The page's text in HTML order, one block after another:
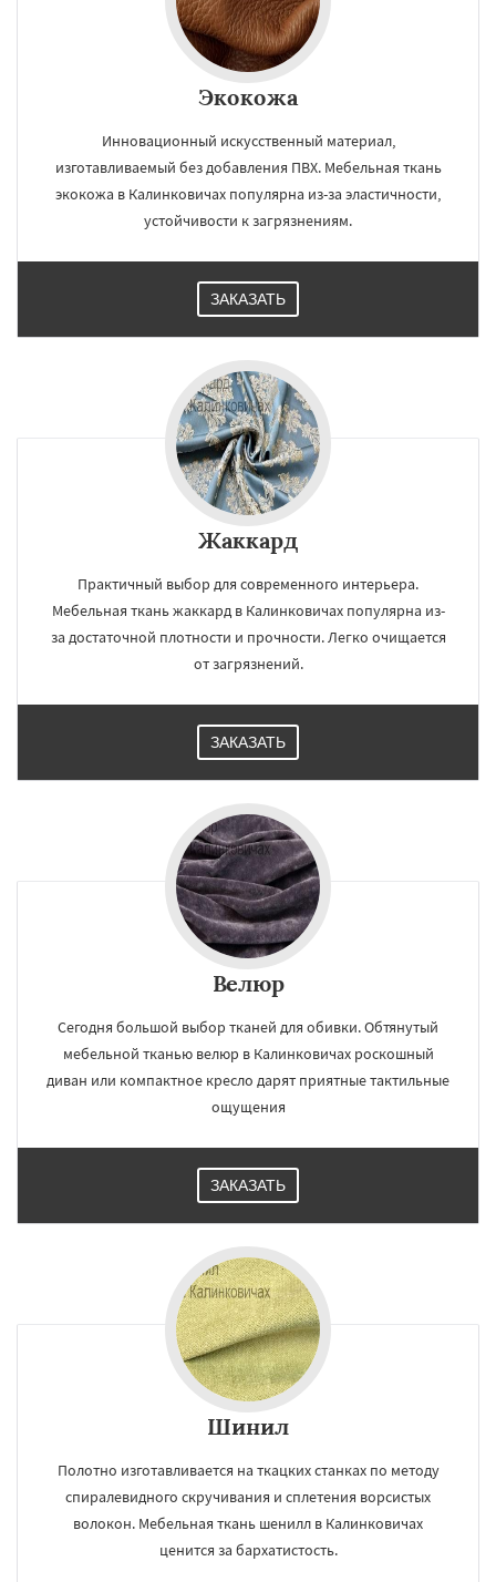
Экокожа
Инновационный искусственный материал,
изготавливаемый без добавления ПВХ. Мебельная ткань
экокожа в Калинковичах популярна из-за эластичности,
устойчивости к загрязнениям.
ЗАКАЗАТЬ
Жаккард
Практичный выбор для современного интерьера.
Мебельная ткань жаккард в Калинковичах популярна из-
за достаточной плотности и прочности. Легко очищается
от загрязнений.
ЗАКАЗАТЬ
Велюр
Сегодня большой выбор тканей для обивки. Обтянутый
мебельной тканью велюр в Калинковичах роскошный
диван или компактное кресло дарят приятные тактильные
ощущения
ЗАКАЗАТЬ
Шинил
Полотно изготавливается на ткацких станках по методу
спиралевидного скручивания и сплетения ворсистых
волокон. Мебельная ткань шенилл в Калинковичах
ценится за бархатистость.